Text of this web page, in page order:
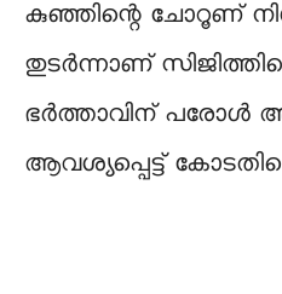
കുഞ്ഞിന്റെ ചോറൂണ്
തുടർന്നാണ്
ഭർത്താവിന് പരോൾ
ആവശ്യപ്പെട്ട്